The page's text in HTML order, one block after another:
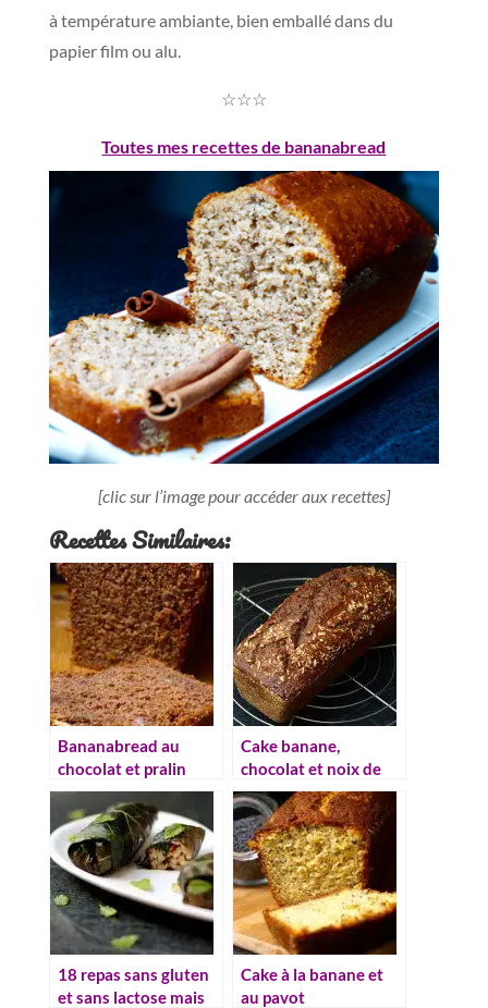
à température ambiante, bien emballé dans du
papier film ou alu.
☆☆☆
Toutes mes recettes de bananabread
[clic sur l’image pour accéder aux recettes]
Recettes Similaires:
Bananabread au
chocolat et pralin
Cake banane,
chocolat et noix de
coco
18 repas sans gluten
et sans lactose mais
Cake à la banane et
au pavot